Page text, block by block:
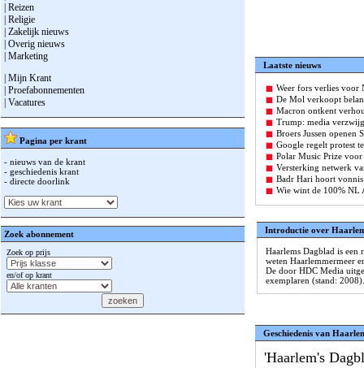
| Reizen
| Religie
| Zakelijk nieuws
| Overig nieuws
| Marketing
| Mijn Krant
| Proefabonnementen
| Vacatures
Pagina per krant
- nieuws van de krant
- geschiedenis krant
- directe doorlink
Zoek abonnement
Zoek op prijs
en/of op krant
Laatste nieuws
Weer fors verlies voor
De Mol verkoopt
Macron ontkent
Trump: media
Broers Jussen openen
Google regelt protest
Polar Music Prize
Versterking netwerk
Badr Hari hoort vonnis
Wie wint de 100% NL
Introductie over
Haarlems Dagblad is een
weten Haarlemmermeer
De door HDC Media
exemplaren (stand: 2008).
Geschiedenis van
'Haarlem's